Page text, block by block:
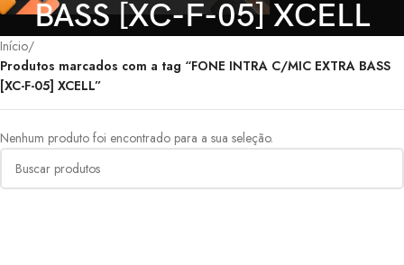
BASS [XC-F-05] XCELL
Início/
Produtos marcados com a tag “FONE INTRA C/MIC EXTRA BASS
[XC-F-05] XCELL”
Nenhum produto foi encontrado para a sua seleção.